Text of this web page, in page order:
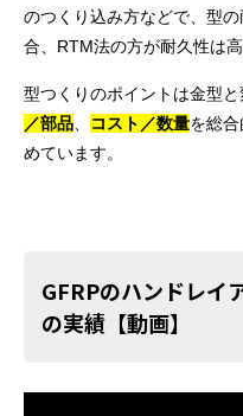
のつくり込み方などで、型
合、RTM法の方が耐久性は高
型つくりのポイントは金型と
／部品、 コスト／数量を総
めています。
GFRPのハンドレイ
の実績【動画】